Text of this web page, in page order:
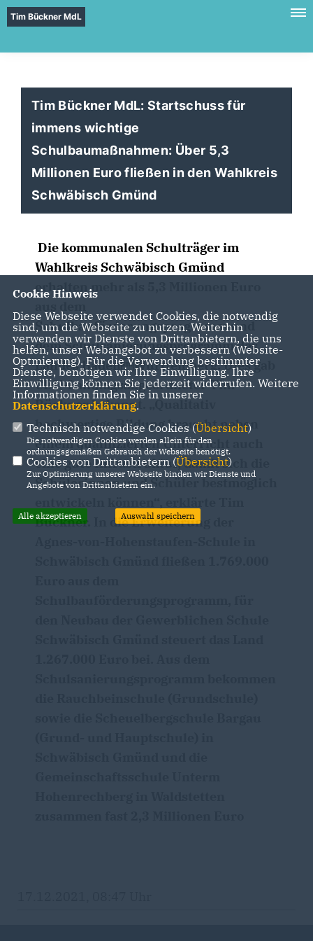
Tim Bückner MdL
Tim Bückner MdL: Startschuss für
immens wichtige
Schulbaumaßnahmen: Über 5,3
Millionen Euro fließen in den Wahlkreis
Schwäbisch Gmünd
Die kommunalen Schulträger im
Wahlkreis Schwäbisch Gmünd
erhalten mehr als 5,3 Millionen Euro
Schulbauförderungsprogramm und
dem Schulsanierungsprogramm des
Landes BadenWürttemberg. Dies gab
CDU-Landtagsabgeordneter Tim
Bückner bekannt. „Qualitativ
hochwertige Bildung braucht neben
einem qualifizierten Unterricht auch
eine gute Infrastruktur, damit sich die
Schülerinnen und Schüler bestmöglich
Bückner. In die Erweiterung der
Cookie Hinweis
Diese Webseite verwendet Cookies, die notwendig
sind, um die Webseite zu nutzen. Weiterhin
verwenden wir Dienste von Drittanbietern, die uns
helfen, unser Webangebot zu verbessern (Website-
Optmierung). Für die Verwendung bestimmter
Dienste, benötigen wir Ihre Einwilligung. Ihre
Einwilligung können Sie jederzeit widerrufen. Weitere
Informationen finden Sie in unserer
Datenschutzerklärung.
Technisch notwendige Cookies (Übersicht)
Die notwendigen Cookies werden allein für den
ordnungsgemäßen Gebrauch der Webseite benötigt.
Cookies von Drittanbietern (Übersicht)
Zur Optimierung unserer Webseite binden wir Dienste und
Angebote von Drittanbietern ein.
Alle akzeptieren Auswahl speichern